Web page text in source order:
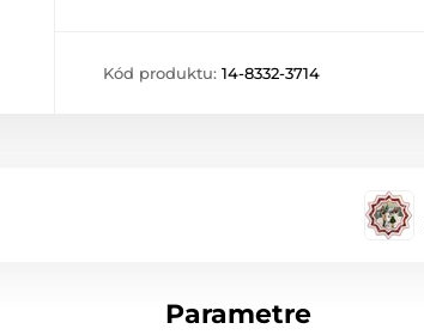
Kód produktu: 14-8332-3714
Parametre